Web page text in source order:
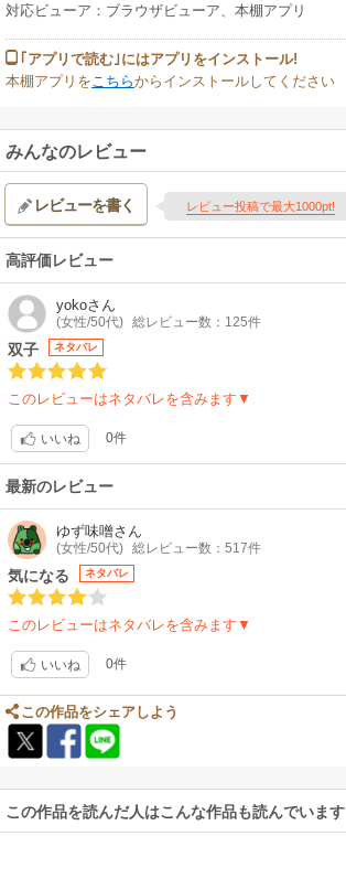
対応ビューア：ブラウザビューア、本棚アプリ
｢アプリで読む｣にはアプリをインストール!
本棚アプリを こちらからインストールしてください
みんなのレビュー
レビューを書く レビュー投稿で最大1000pt!
高評価レビュー
yokoさん
(女性/50代) 総レビュー数：125件
双子 ネタバレ
このレビューはネタバレを含みます▼
いいね 0件
最新のレビュー
ゆず味噌さん
(女性/50代) 総レビュー数：517件
気になる ネタバレ
このレビューはネタバレを含みます▼
いいね 0件
この作品をシェアしよう
この作品を読んだ人はこんな作品も読んでいます